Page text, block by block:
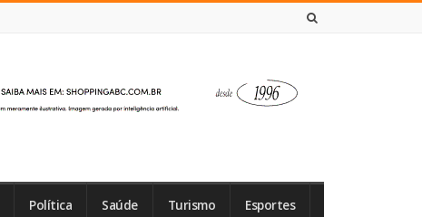
Política Saúde Turismo Esportes